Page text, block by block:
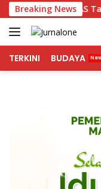
Langsung
ke
konten
Breaking News
PPAS Tahun 2027
TERKINI BUDAYA